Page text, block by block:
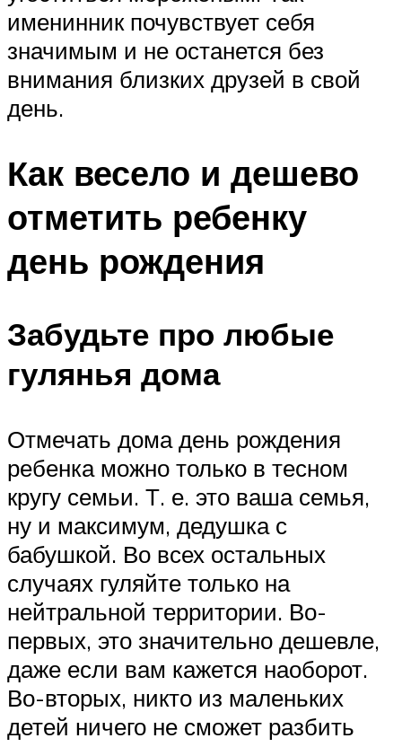
именинник почувствует себя
значимым и не останется без
внимания близких друзей в свой
день.
Как весело и дешево
отметить ребенку
день рождения
Забудьте про любые
гулянья дома
Отмечать дома день рождения
ребенка можно только в тесном
кругу семьи. Т. е. это ваша семья,
ну и максимум, дедушка с
бабушкой. Во всех остальных
случаях гуляйте только на
нейтральной территории. Во-
первых, это значительно дешевле,
даже если вам кажется наоборот.
Во-вторых, никто из маленьких
детей ничего не сможет разбить